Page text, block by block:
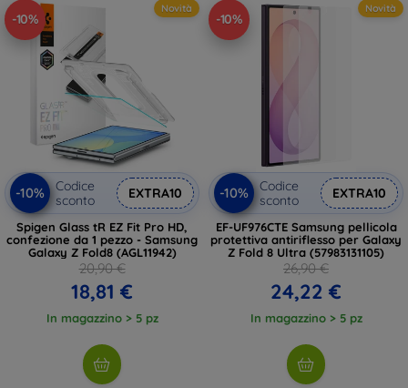
-10%
Novità
-10%
Codice
sconto
EXTRA10
Spigen Glass tR EZ Fit Pro HD,
confezione da 1 pezzo - Samsung
Galaxy Z Fold8 (AGL11942)
20,90 €
18,81 €
In magazzino > 5 pz
-10%
Novità
-10%
Codice
sconto
EXTRA10
EF-UF976CTE Samsung pellicola
protettiva antiriflesso per Galaxy
Z Fold 8 Ultra (57983131105)
26,90 €
24,22 €
In magazzino > 5 pz